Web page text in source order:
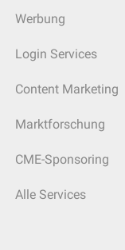
Werbung
Login Services
Content Marketing
Marktforschung
CME-Sponsoring
Alle Services